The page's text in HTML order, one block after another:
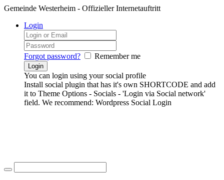
Gemeinde Westerheim - Offizieller Internetauftritt
Login
Forgot password? Remember me
You can login using your social profile
Install social plugin that has it's own SHORTCODE and add
it to Theme Options - Socials - 'Login via Social network'
field. We recommend: Wordpress Social Login